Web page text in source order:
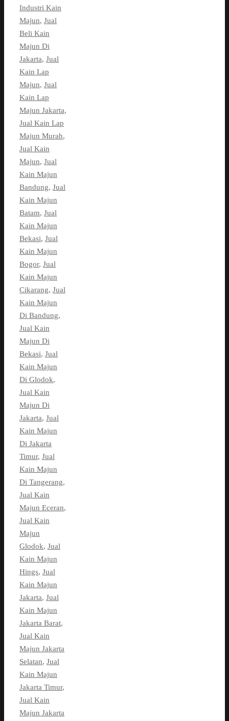
Industri Kain
Majun, Jual
Beli Kain
Majun Di
Jakarta, Jual
Kain Lap
Majun, Jual
Kain Lap
Majun Jakarta,
Jual Kain Lap
Majun Murah,
Jual Kain
Majun, Jual
Kain Majun
Bandung, Jual
Kain Majun
Batam, Jual
Kain Majun
Bekasi, Jual
Kain Majun
Bogor, Jual
Kain Majun
Cikarang, Jual
Kain Majun
Di Bandung,
Jual Kain
Majun Di
Bekasi, Jual
Kain Majun
Di Glodok,
Jual Kain
Majun Di
Jakarta, Jual
Kain Majun
Di Jakarta
Timur, Jual
Kain Majun
Di Tangerang,
Jual Kain
Majun Eceran,
Jual Kain
Majun
Glodok, Jual
Kain Majun
Hings, Jual
Kain Majun
Jakarta, Jual
Kain Majun
Jakarta Barat,
Jual Kain
Majun Jakarta
Selatan, Jual
Kain Majun
Jakarta Timur,
Jual Kain
Majun Jakarta